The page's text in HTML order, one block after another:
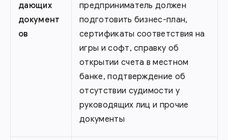
дающих
документ
ов
предприниматель должен
подготовить бизнес-план,
сертификаты соответствия на
игры и софт, справку об
открытии счета в местном
банке, подтверждение об
отсутствии судимости у
руководящих лиц и прочие
документы